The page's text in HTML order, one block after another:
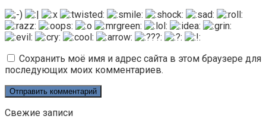
Сохранить моё имя и адрес сайта в этом браузере для
последующих моих комментариев.
Свежие записи